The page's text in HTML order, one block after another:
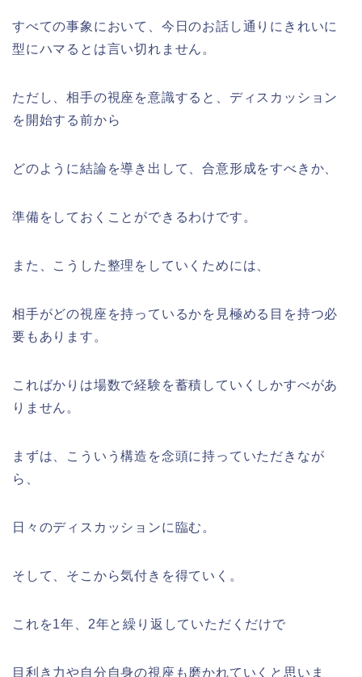
すべての事象において、今日のお話し通りにきれいに
型にハマるとは言い切れません。
ただし、相手の視座を意識すると、ディスカッション
を開始する前から
どのように結論を導き出して、合意形成をすべきか、
準備をしておくことができるわけです。
また、こうした整理をしていくためには、
相手がどの視座を持っているかを見極める目を持つ必
要もあります。
こればかりは場数で経験を蓄積していくしかすべがあ
りません。
まずは、こういう構造を念頭に持っていただきなが
ら、
日々のディスカッションに臨む。
そして、そこから気付きを得ていく。
これを1年、2年と繰り返していただくだけで
目利き力や自分自身の視座も磨かれていくと思いま